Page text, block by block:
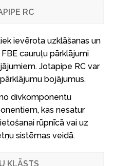
RC
ievērota uzklāšanas un
cauruļu pārklājumi
Jotapipe RC var
bojājumus.
divkomponentu
kas nesatur
rūpnīcā vai uz
sistēmas veidā.
KLĀSTS